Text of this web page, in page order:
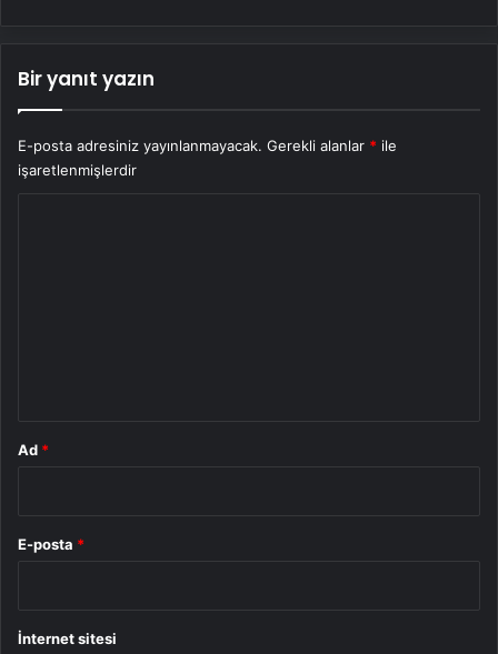
Bir yanıt yazın
E-posta adresiniz yayınlanmayacak. Gerekli alanlar * ile
işaretlenmişlerdir
Ad *
E-posta *
İnternet sitesi